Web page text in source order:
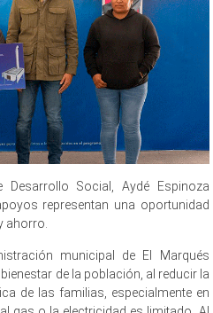
Social, Aydé Espinoza
representan una oportunidad
ahorro.
municipal de El Marqués
de la población, al reducir la
de las familias, especialmente en